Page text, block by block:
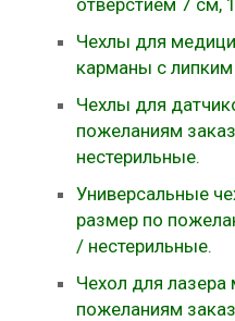
отверстием 7 см,
Чехлы для
карманы с
Чехлы для
пожеланиям
нестерильные.
Универсальные
размер по
/ нестерильные.
Чехол для лазера
пожеланиям